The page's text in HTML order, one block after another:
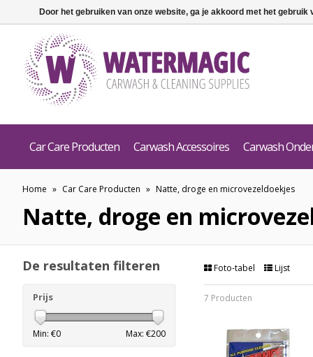
Car Care Producten Carwash Accessoires Carwash
Home » Car Care Producten » Natte, droge en microvezeldoekjes
Natte, droge en
Foto-tabel Lijst
7 Producten
De resultaten filteren
Prijs
Min: €0 Max: €200
Door het gebruiken van onze website, ga je akkoord met het